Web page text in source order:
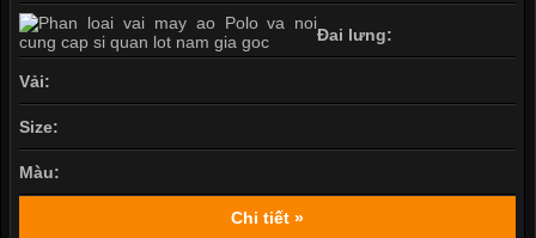
Đai lưng:
Vải:
Size:
Màu:
Chi tiết »